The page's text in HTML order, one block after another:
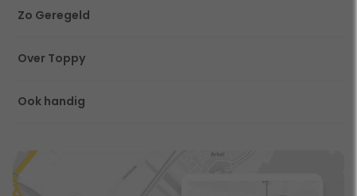
Zo Geregeld
Over Toppy
Ook handig